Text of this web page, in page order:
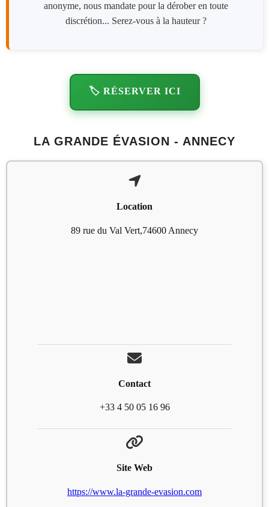
anonyme, nous mandate pour la dérober en toute
discrétion... Serez-vous à la hauteur ?
🏷️ RÉSERVER ICI
LA GRANDE ÉVASION - ANNECY
Location
89 rue du Val Vert,74600 Annecy
Contact
+33 4 50 05 16 96
Site Web
https://www.la-grande-evasion.com